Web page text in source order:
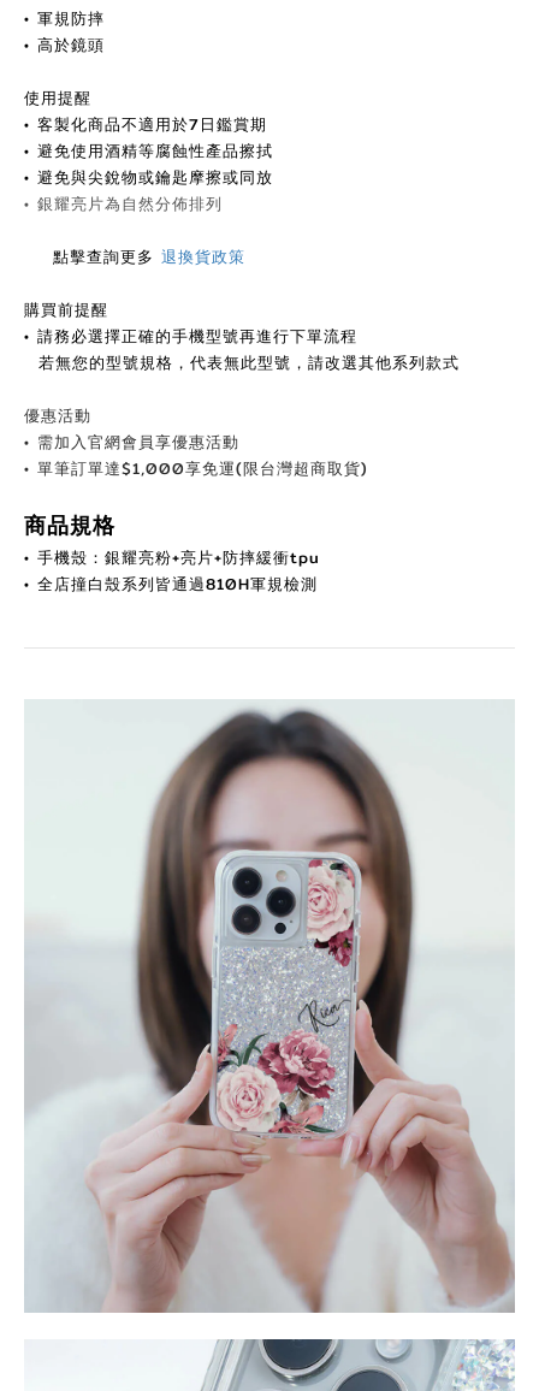
• 軍規防摔
• 高於鏡頭
使用提醒
• 客製化商品不適用於7日鑑賞期
• 避免使用酒精等腐蝕性產品擦拭
• 避免與尖銳物或鑰匙摩擦或同放
• 銀耀亮片為自然分佈排列
點擊查詢更多 退換貨政策
購買前提醒
• 請務必選擇正確的手機型號再進行下單流程
若無您的型號規格，代表無此型號，請改選其他系列款式
優惠活動
• 需加入官網會員享優惠活動
• 單筆訂單達$1,000享免運(限台灣超商取貨)
商品規格
• 手機殼：銀耀亮粉+亮片+防摔緩衝tpu
• 全店撞白殼系列皆通過810H軍規檢測